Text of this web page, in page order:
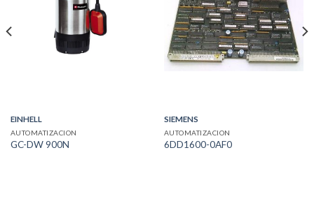
EINHELL
AUTOMATIZACION
GC-DW 900N
SIEMENS
AUTOMATIZACION
6DD1600-0AF0